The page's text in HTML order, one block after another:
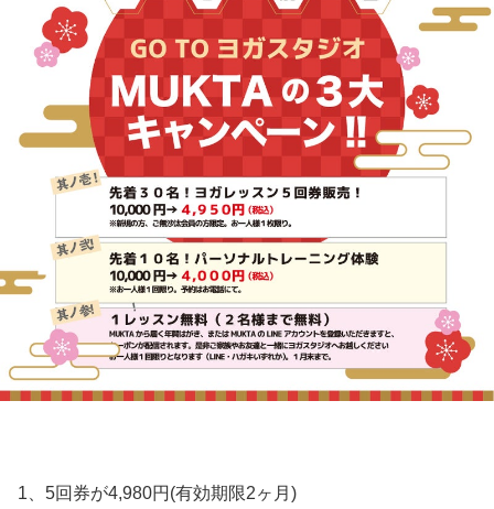
1、5回券が4,980円(有効期限2ヶ月)